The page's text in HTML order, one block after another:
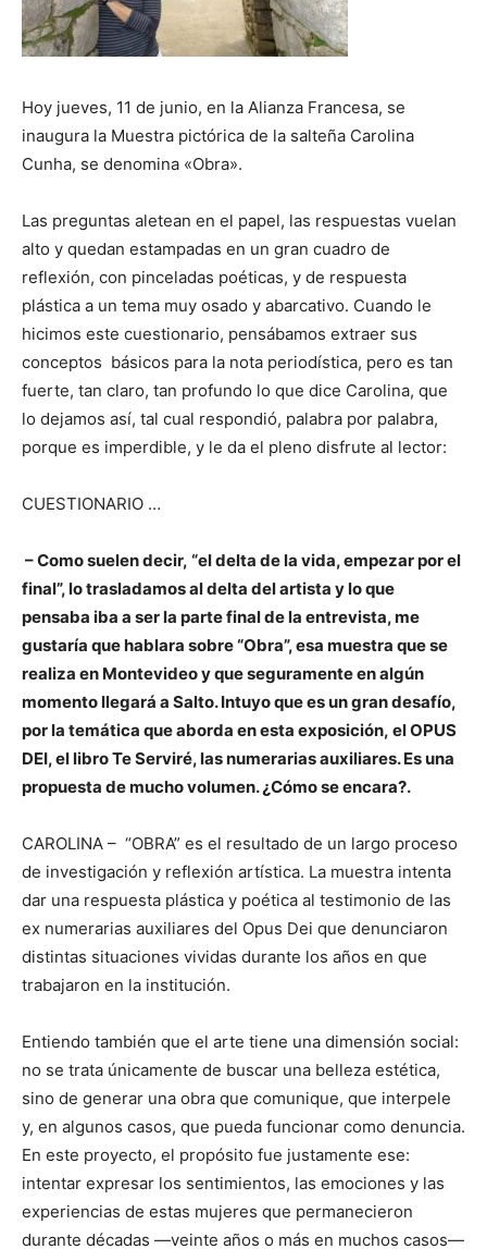
Hoy jueves, 11 de junio, en la Alianza Francesa, se
inaugura la Muestra pictórica de la salteña Carolina
Cunha, se denomina «Obra».
Las preguntas aletean en el papel, las respuestas vuelan
alto y quedan estampadas en un gran cuadro de
reflexión, con pinceladas poéticas, y de respuesta
plástica a un tema muy osado y abarcativo. Cuando le
hicimos este cuestionario, pensábamos extraer sus
conceptos básicos para la nota periodística, pero es tan
fuerte, tan claro, tan profundo lo que dice Carolina, que
lo dejamos así, tal cual respondió, palabra por palabra,
porque es imperdible, y le da el pleno disfrute al lector:
CUESTIONARIO …
– Como suelen decir, “el delta de la vida, empezar por el
final”, lo trasladamos al delta del artista y lo que
pensaba iba a ser la parte final de la entrevista, me
gustaría que hablara sobre “Obra”, esa muestra que se
realiza en Montevideo y que seguramente en algún
momento llegará a Salto. Intuyo que es un gran desafío,
por la temática que aborda en esta exposición, el OPUS
DEI, el libro Te Serviré, las numerarias auxiliares. Es una
propuesta de mucho volumen. ¿Cómo se encara?.
CAROLINA – “OBRA” es el resultado de un largo proceso
de investigación y reflexión artística. La muestra intenta
dar una respuesta plástica y poética al testimonio de las
ex numerarias auxiliares del Opus Dei que denunciaron
distintas situaciones vividas durante los años en que
trabajaron en la institución.
Entiendo también que el arte tiene una dimensión social:
no se trata únicamente de buscar una belleza estética,
sino de generar una obra que comunique, que interpele
y, en algunos casos, que pueda funcionar como denuncia.
En este proyecto, el propósito fue justamente ese:
intentar expresar los sentimientos, las emociones y las
experiencias de estas mujeres que permanecieron
durante décadas —veinte años o más en muchos casos—